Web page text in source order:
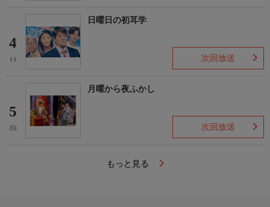
4
(-)
日曜日の初耳学
次回放送
5
(5)
月曜から夜ふかし
次回放送
もっと見る